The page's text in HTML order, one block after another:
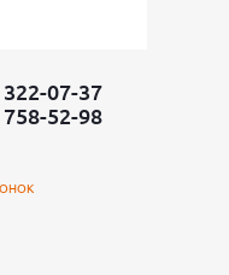
07-37
52-98